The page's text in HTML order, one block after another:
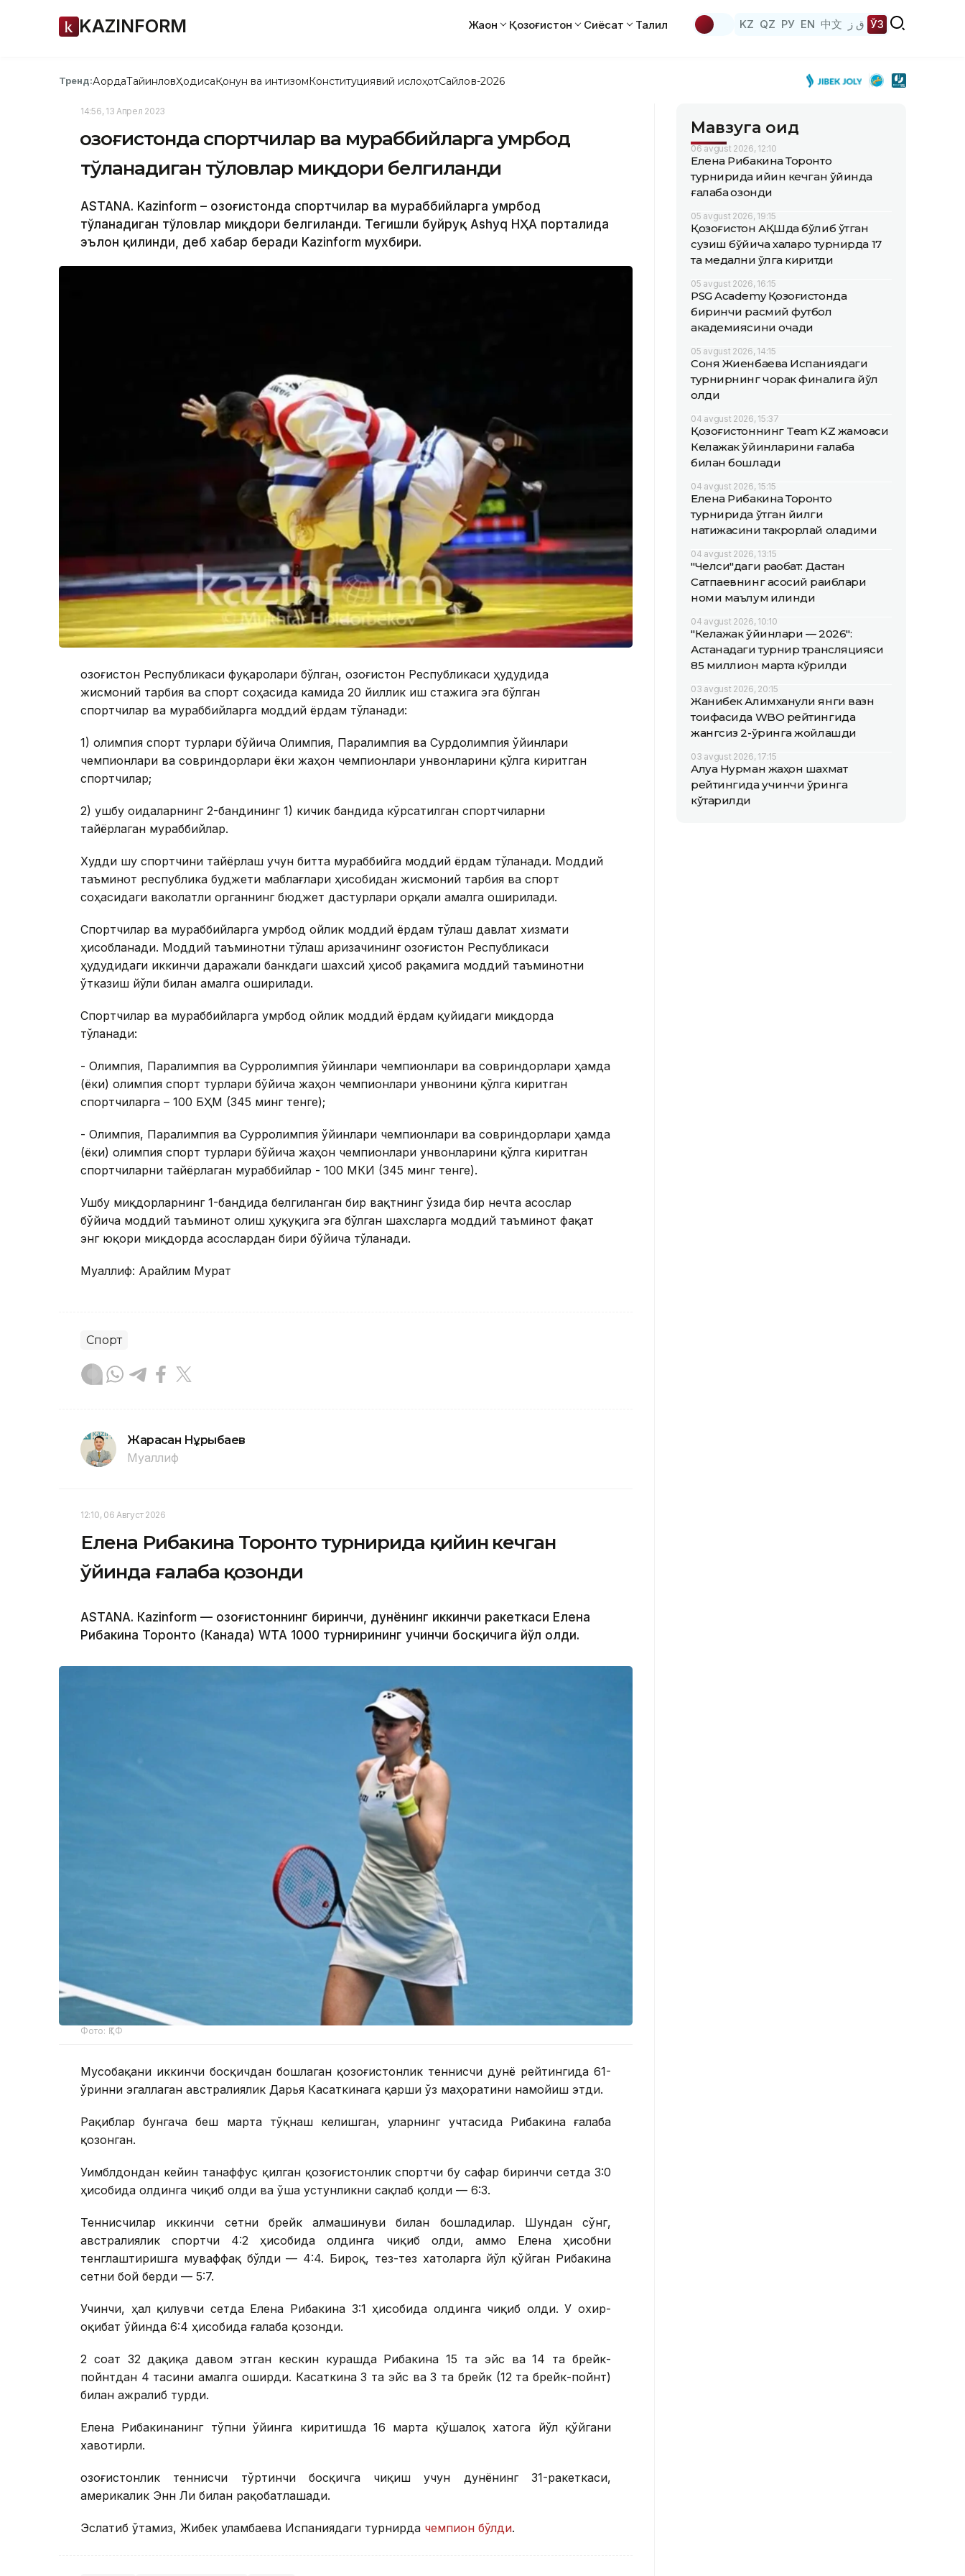
KAZINFORM Жаҳон Қозоғистон Сиёсат Таҳлил KZ QZ РУ EN 中文 ق ز ЎЗ
Тренд:АқордаТайинловҲодисаҚонун ва интизомКонституциявий ислоҳотСайлов-2026
14:56, 13 Апрел 2023
Қозоғистонда спортчилар ва мураббийларга умрбод
тўланадиган тўловлар миқдори белгиланди
ASTANA. Kazinform – Қозоғистонда спортчилар ва мураббийларга умрбод
тўланадиган тўловлар миқдори белгиланди. Тегишли буйруқ Ashyq НҲА порталида
эълон қилинди, деб хабар беради Kazinform мухбири.
Қозоғистон Республикаси фуқаролари бўлган, Қозоғистон Республикаси ҳудудида
жисмоний тарбия ва спорт соҳасида камида 20 йиллик иш стажига эга бўлган
спортчилар ва мураббийларга моддий ёрдам тўланади:
1) олимпия спорт турлари бўйича Олимпия, Паралимпия ва Сурдолимпия ўйинлари
чемпионлари ва совриндорлари ёки жаҳон чемпионлари унвонларини қўлга киритган
спортчилар;
2) ушбу Қоидаларнинг 2-бандининг 1) кичик бандида кўрсатилган спортчиларни
тайёрлаган мураббийлар.
Худди шу спортчини тайёрлаш учун битта мураббийга моддий ёрдам тўланади. Моддий
таъминот республика буджети маблағлари ҳисобидан жисмоний тарбия ва спорт
соҳасидаги ваколатли органнинг бюджет дастурлари орқали амалга оширилади.
Спортчилар ва мураббийларга умрбод ойлик моддий ёрдам тўлаш давлат хизмати
ҳисобланади. Моддий таъминотни тўлаш аризачининг Қозоғистон Республикаси
ҳудудидаги иккинчи даражали банкдаги шахсий ҳисоб рақамига моддий таъминотни
ўтказиш йўли билан амалга оширилади.
Спортчилар ва мураббийларга умрбод ойлик моддий ёрдам қуйидаги миқдорда
тўланади:
- Олимпия, Паралимпия ва Сурролимпия ўйинлари чемпионлари ва совриндорлари ҳамда
(ёки) олимпия спорт турлари бўйича жаҳон чемпионлари унвонини қўлга киритган
спортчиларга – 100 БҲМ (345 минг тенге);
- Олимпия, Паралимпия ва Сурролимпия ўйинлари чемпионлари ва совриндорлари ҳамда
(ёки) олимпия спорт турлари бўйича жаҳон чемпионлари унвонларини қўлга киритган
спортчиларни тайёрлаган мураббийлар - 100 МКИ (345 минг тенге).
Ушбу миқдорларнинг 1-бандида белгиланган бир вақтнинг ўзида бир нечта асослар
бўйича моддий таъминот олиш ҳуқуқига эга бўлган шахсларга моддий таъминот фақат
энг юқори миқдорда асослардан бири бўйича тўланади.
Муаллиф: Арайлим Мурат
Спорт
Жарасқан Нұрыбаев
Муаллиф
12:10, 06 Август 2026
Елена Рибакина Торонто турнирида қийин кечган
ўйинда ғалаба қозонди
ASTANА. Кazinform — Қозоғистоннинг биринчи, дунёнинг иккинчи ракеткаси Елена
Рибакина Торонто (Канада) WТА 1000 турнирининг учинчи босқичига йўл олди.
Фото: ҚТФ
Мусобақани иккинчи босқичдан бошлаган қозоғистонлик теннисчи дунё рейтингида 61-
ўринни эгаллаган австралиялик Дарья Касаткинага қарши ўз маҳоратини намойиш этди.
Рақиблар бунгача беш марта тўқнаш келишган, уларнинг учтасида Рибакина ғалаба
қозонган.
Уимблдондан кейин танаффус қилган қозоғистонлик спортчи бу сафар биринчи сетда 3:0
ҳисобида олдинга чиқиб олди ва ўша устунликни сақлаб қолди — 6:3.
Теннисчилар иккинчи сетни брейк алмашинуви билан бошладилар. Шундан сўнг,
австралиялик спортчи 4:2 ҳисобида олдинга чиқиб олди, аммо Елена ҳисобни
тенглаштиришга муваффақ бўлди — 4:4. Бироқ, тез-тез хатоларга йўл қўйган Рибакина
сетни бой берди — 5:7.
Учинчи, ҳал қилувчи сетда Елена Рибакина 3:1 ҳисобида олдинга чиқиб олди. У охир-
оқибат ўйинда 6:4 ҳисобида ғалаба қозонди.
2 соат 32 дақиқа давом этган кескин курашда Рибакина 15 та эйс ва 14 та брейк-
пойнтдан 4 тасини амалга оширди. Касаткина 3 та эйс ва 3 та брейк (12 та брейк-пойнт)
билан ажралиб турди.
Елена Рибакинанинг тўпни ўйинга киритишда 16 марта қўшалоқ хатога йўл қўйгани
хавотирли.
Қозоғистонлик теннисчи тўртинчи босқичга чиқиш учун дунёнинг 31-ракеткаси,
америкалик Энн Ли билан рақобатлашади.
Эслатиб ўтамиз, Жибек Қуламбаева Испаниядаги турнирда чемпион бўлди.
Мавзуга оид
06 avgust 2026, 12:10
Елена Рибакина Торонто
турнирида қийин кечган ўйинда
ғалаба қозонди
05 avgust 2026, 19:15
Қозоғистон АҚШда бўлиб ўтган
сузиш бўйича халқаро турнирда 17
та медални қўлга киритди
05 avgust 2026, 16:15
PSG Academy Қозоғистонда
биринчи расмий футбол
академиясини очади
05 avgust 2026, 14:15
Соня Жиенбаева Испаниядаги
турнирнинг чорак финалига йўл
олди
04 avgust 2026, 15:37
Қозоғистоннинг Team KZ жамоаси
Келажак ўйинларини ғалаба
билан бошлади
04 avgust 2026, 15:15
Елена Рибакина Торонто
турнирида ўтган йилги
натижасини такрорлай оладими
04 avgust 2026, 13:15
"Челси"даги рақобат: Дастан
Сатпаевнинг асосий рақиблари
номи маълум қилинди
04 avgust 2026, 10:10
"Келажак ўйинлари — 2026":
Астанадаги турнир трансляцияси
85 миллион марта кўрилди
03 avgust 2026, 20:15
Жанибек Алимханули янги вазн
тоифасида WBO рейтингида
жангсиз 2-ўринга жойлашди
03 avgust 2026, 17:15
Алуа Нурман жаҳон шахмат
рейтингида учинчи ўринга
кўтарилди